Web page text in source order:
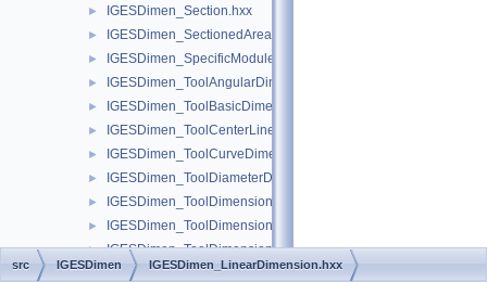
► IGESDimen_Section.hxx
► IGESDimen_SectionedArea.hxx
► IGESDimen_SpecificModule.hxx
► IGESDimen_ToolAngularDimension.hxx
► IGESDimen_ToolBasicDimension.hxx
► IGESDimen_ToolCenterLine.hxx
► IGESDimen_ToolCurveDimension.hxx
► IGESDimen_ToolDiameterDimension.hxx
► IGESDimen_ToolDimensionDisplayData.hxx
► IGESDimen_ToolDimensionedGeometry.hxx
► IGESDimen_ToolDimensionTolerance.hxx
► IGESDimen_ToolDimensionUnits.hxx
src IGESDimen IGESDimen_LinearDimension.hxx